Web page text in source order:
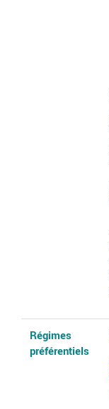
Régimes
préférentiels